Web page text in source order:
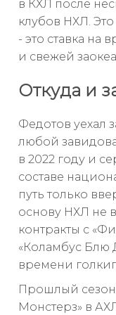
в КХЛ после
клубов НХЛ.
- это ставка на
и свежей
Откуда и
Федотов уехал
любой
в 2022 году и
составе
путь только
основу НХЛ не
контракты с
«Коламбус Блю
времени
Прошлый сезон
Монстерз» в